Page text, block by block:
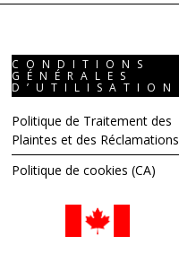
CONDITIONS
GÉNÉRALES
D’UTILISATION
Politique de Traitement des
Plaintes et des Réclamations
Politique de cookies (CA)